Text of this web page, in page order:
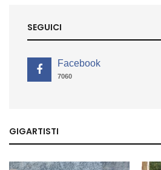
SEGUICI
Facebook
7060
GIGARTISTI